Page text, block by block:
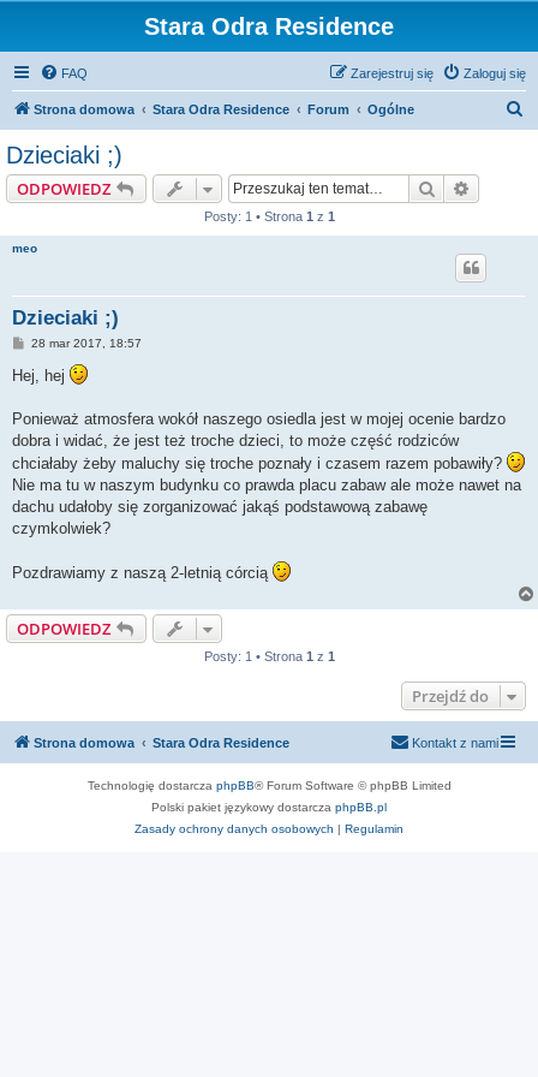
Stara Odra Residence
FAQ Zaloguj się
Zarejestruj się
Strona domowa Stara Odra Residence Forum Ogólne
Dzieciaki ;)
ODPOWIEDZ Szukaj
Posty: 1 • Strona 1 z 1
meo
Dzieciaki ;)
P
s
t
28 mar 2017, 18:57
Hej, hej
Ponieważ atmosfera wokół naszego osiedla jest w mojej ocenie bardzo
dobra i widać, że jest też troche dzieci, to może część rodziców
chciałaby żeby maluchy się troche poznały i czasem razem pobawiły?
Nie ma tu w naszym budynku co prawda placu zabaw ale może nawet na
dachu udałoby się zorganizować jakąś podstawową zabawę
czymkolwiek?
Pozdrawiamy z naszą 2-letnią córcią
ODPOWIEDZ
Posty: 1 • Strona 1 z 1
Przejdź do
Strona domowa Stara Odra Residence Kontakt z nami
Technologię dostarcza phpBB® Forum Software © phpBB Limited
Polski pakiet językowy dostarcza phpBB.pl
Zasady ochrony danych osobowych | Regulamin